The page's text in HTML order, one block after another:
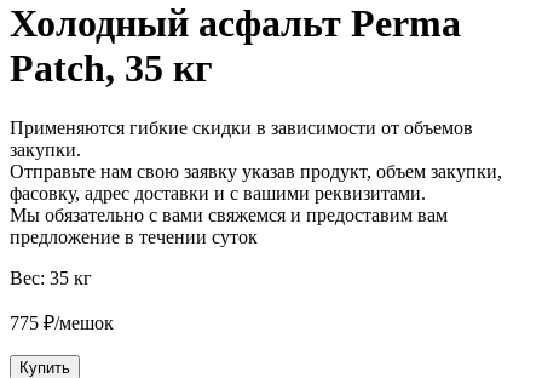
Холодный асфальт Perma
Patch, 35 кг
Применяются гибкие скидки в зависимости от объемов
закупки.
Отправьте нам свою заявку указав продукт, объем закупки,
фасовку, адрес доставки и с вашими реквизитами.
Мы обязательно с вами свяжемся и предоставим вам
предложение в течении суток
Вес: 35 кг
775 ₽/мешок
Купить